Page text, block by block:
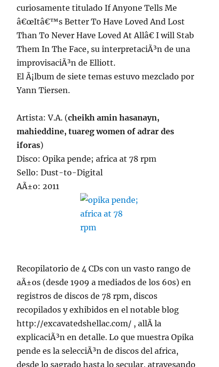
curiosamente titulado If Anyone Tells Me
â€œItâ€™s Better To Have Loved And Lost
Than To Never Have Loved At Allâ€ I will Stab
Them In The Face, su interpretaciÃ³n de una
improvisaciÃ³n de Elliott.
El Ã¡lbum de siete temas estuvo mezclado por
Yann Tiersen.
Artista: V.A. (cheikh amin hasanayn,
mahieddine, tuareg women of adrar des
iforas)
Disco: Opika pende; africa at 78 rpm
Sello: Dust-to-Digital
AÃ±o: 2011
Recopilatorio de 4 CDs con un vasto rango de
aÃ±os (desde 1909 a mediados de los 60s) en
registros de discos de 78 rpm, discos
recopilados y exhibidos en el notable blog
http://excavatedshellac.com/ , allÃ­ la
explicaciÃ³n en detalle. Lo que muestra Opika
pende es la selecciÃ³n de discos del africa,
desde lo sagrado hasta lo secular, atravesando